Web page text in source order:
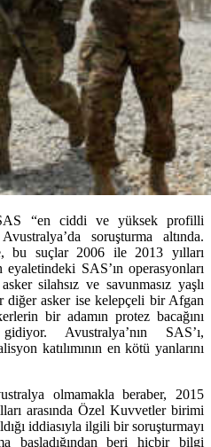
SAS “en ciddi ve yüksek profilli
soruşturma altında.
bu suçlar 2006 ile 2013 yılları
eyaletindeki SAS’ın operasyonları
silahsız ve savunmasız yaşlı
asker ise kelepçeli bir Afgan
bir adamın protez bacağını
Avustralya’nın SAS’ı,
katılımının en kötü yanlarını
olmamakla beraber, 2015
arasında Özel Kuvvetler birimi
iddiasıyla ilgili bir soruşturmayı
başladığından beri hiçbir bilgi